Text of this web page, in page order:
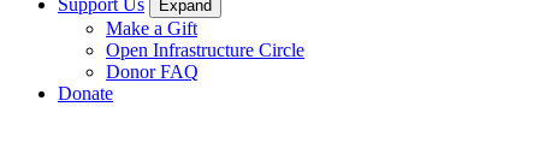
Expand
Make a Gift
Open Infrastructure Circle
Donor FAQ
Donate